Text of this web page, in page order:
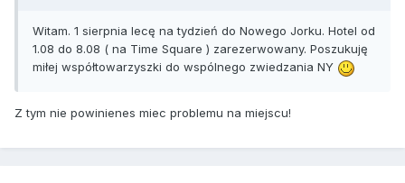
Witam. 1 sierpnia lecę na tydzień do Nowego Jorku. Hotel od
1.08 do 8.08 ( na Time Square ) zarezerwowany. Poszukuję
miłej współtowarzyszki do wspólnego zwiedzania NY
Z tym nie powinienes miec problemu na miejscu!